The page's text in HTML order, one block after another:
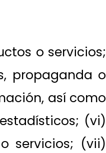
o servicios;
propaganda o
así como
(vi)
servicios; (vii)